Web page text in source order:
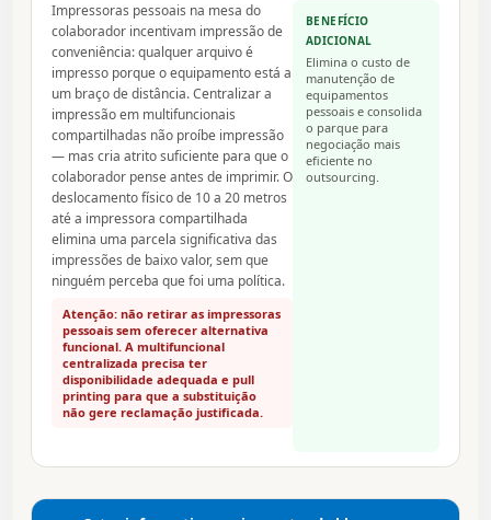
Impressoras pessoais na mesa do
colaborador incentivam impressão de
conveniência: qualquer arquivo é
impresso porque o equipamento está a
um braço de distância. Centralizar a
impressão em multifuncionais
compartilhadas não proíbe impressão
— mas cria atrito suficiente para que o
colaborador pense antes de imprimir. O
deslocamento físico de 10 a 20 metros
até a impressora compartilhada
elimina uma parcela significativa das
impressões de baixo valor, sem que
ninguém perceba que foi uma política.
Atenção: não retirar as impressoras
pessoais sem oferecer alternativa
funcional. A multifuncional
centralizada precisa ter
disponibilidade adequada e pull
printing para que a substituição
não gere reclamação justificada.
BENEFÍCIO
ADICIONAL
Elimina o custo de
manutenção de
equipamentos
pessoais e consolida
o parque para
negociação mais
eficiente no
outsourcing.